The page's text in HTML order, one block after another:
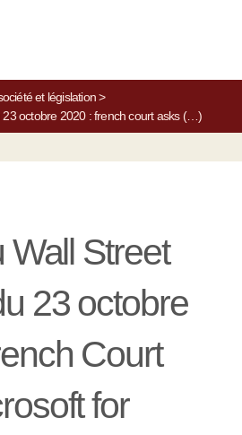
et législation>
23 octobre 2020 : french court asks (…)
Wall Street
23 octobre
Court
for